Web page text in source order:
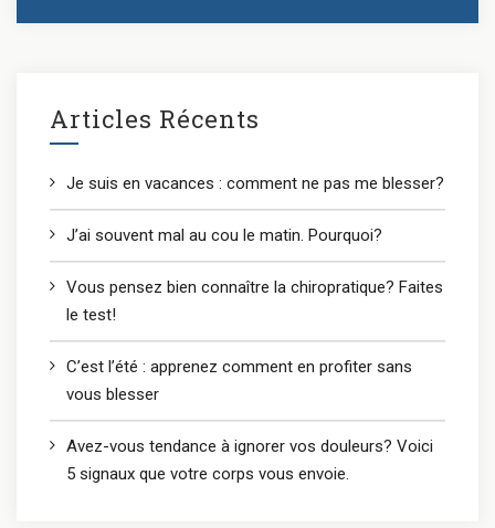
Articles Récents
Je suis en vacances : comment ne pas me blesser?
J’ai souvent mal au cou le matin. Pourquoi?
Vous pensez bien connaître la chiropratique? Faites
le test!
C’est l’été : apprenez comment en profiter sans
vous blesser
Avez-vous tendance à ignorer vos douleurs? Voici
5 signaux que votre corps vous envoie.